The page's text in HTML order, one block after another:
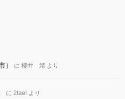
） に 櫻井 靖 より
に 2tael より